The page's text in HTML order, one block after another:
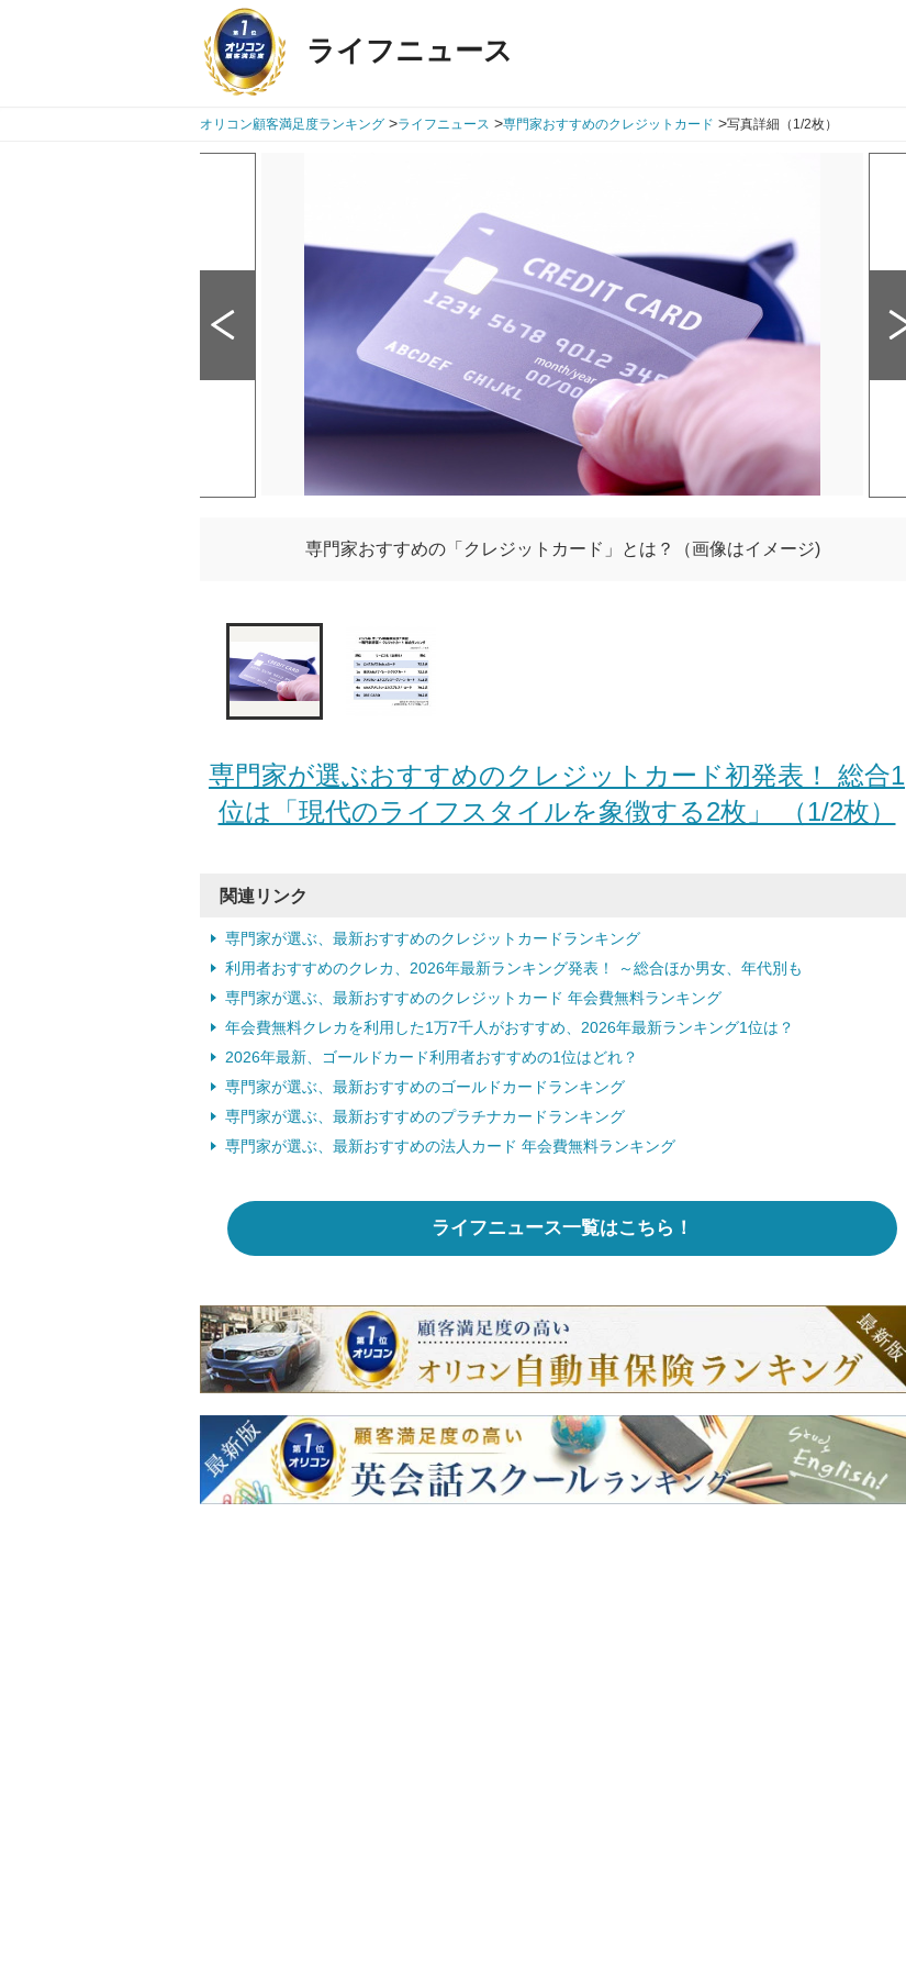
ライフニュース
オリコン顧客満足度ランキング >ライフニュース >専門家おすすめのクレジットカード >写真詳細（1/2枚）
専門家おすすめの「クレジットカード」とは？（画像はイメージ)
専門家が選ぶおすすめのクレジットカード初発表！ 総合1
位は「現代のライフスタイルを象徴する2枚」 （1/2枚）
関連リンク
専門家が選ぶ、最新おすすめのクレジットカードランキング
利用者おすすめのクレカ、2026年最新ランキング発表！ ～総合ほか男女、年代別も
専門家が選ぶ、最新おすすめのクレジットカード 年会費無料ランキング
年会費無料クレカを利用した1万7千人がおすすめ、2026年最新ランキング1位は？
2026年最新、ゴールドカード利用者おすすめの1位はどれ？
専門家が選ぶ、最新おすすめのゴールドカードランキング
専門家が選ぶ、最新おすすめのプラチナカードランキング
専門家が選ぶ、最新おすすめの法人カード 年会費無料ランキング
ライフニュース一覧はこちら！